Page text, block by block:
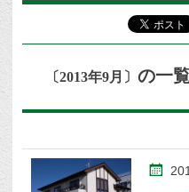
〔2013年9月〕の一